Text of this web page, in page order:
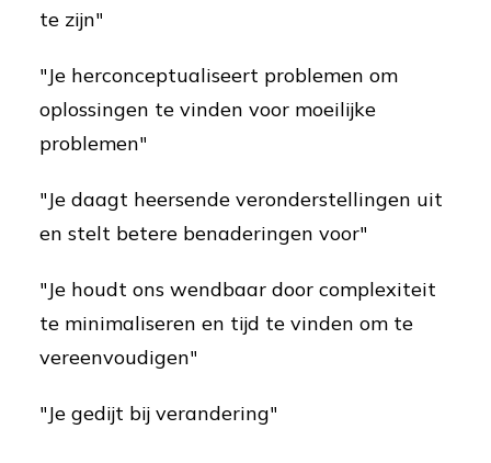
te zijn"
"Je herconceptualiseert problemen om
oplossingen te vinden voor moeilijke
problemen"
"Je daagt heersende veronderstellingen uit
en stelt betere benaderingen voor"
"Je houdt ons wendbaar door complexiteit
te minimaliseren en tijd te vinden om te
vereenvoudigen"
"Je gedijt bij verandering"